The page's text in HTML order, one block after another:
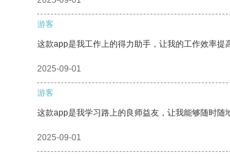
游客
这款app是我工作上的得力助手，让我的工作效率提
2025-09-01
游客
这款app是我学习路上的良师益友，让我能够随时随
2025-09-01